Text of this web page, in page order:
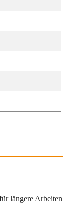
längere Arbeiten